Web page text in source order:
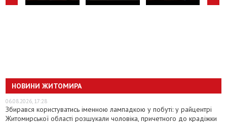
НОВИНИ ЖИТОМИРА
06.08.2026, 17:28
Збирався користуватись іменною лампадкою у побуті: у райцентрі
Житомирської області розшукали чоловіка, причетного до крадіжки